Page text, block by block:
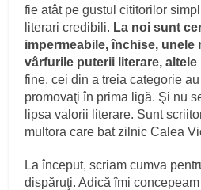
fie atât pe gustul cititorilor
literari credibili. La noi sunt
impermeabile, închise, unele
vârfurile puterii literare, altele
fine, cei din a treia categorie
promovaţi în prima ligă. Şi nu
lipsa valorii literare. Sunt
multora care bat zilnic Calea
La început, scriam cumva
dispăruţi. Adică îmi